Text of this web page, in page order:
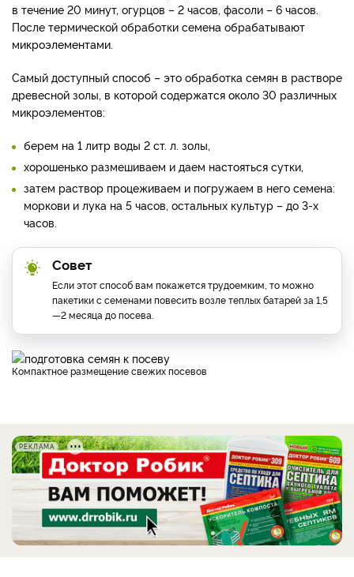
в течение 20 минут, огурцов – 2 часов, фасоли – 6 часов.
После термической обработки семена обрабатывают
микроэлементами.
Самый доступный способ – это обработка семян в растворе
древесной золы, в которой содержатся около 30 различных
микроэлементов:
берем на 1 литр воды 2 ст. л. золы,
хорошенько размешиваем и даем настояться сутки,
затем раствор процеживаем и погружаем в него семена:
моркови и лука на 5 часов, остальных культур – до 3-х
часов.
Совет
Если этот способ вам покажется трудоемким, то можно
пакетики с семенами повесить возле теплых батарей за 1,5
—2 месяца до посева.
Компактное размещение свежих посевов
РЕКЛАМА